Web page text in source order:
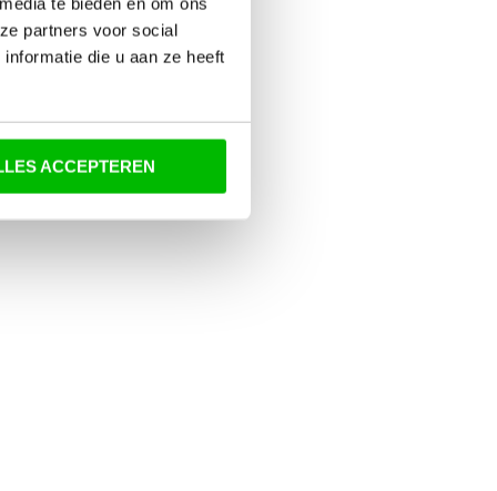
partners voor social
die u aan ze heeft
ACCEPTEREN